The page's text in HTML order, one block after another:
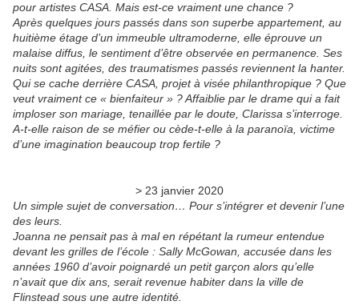
pour artistes CASA. Mais est-ce vraiment une chance ?
Après quelques jours passés dans son superbe appartement, au
huitième étage d’un immeuble ultramoderne, elle éprouve un
malaise diffus, le sentiment d’être observée en permanence. Ses
nuits sont agitées, des traumatismes passés reviennent la hanter.
Qui se cache derrière CASA, projet à visée philanthropique ? Que
veut vraiment ce « bienfaiteur » ? Affaiblie par le drame qui a fait
imploser son mariage, tenaillée par le doute, Clarissa s’interroge.
A-t-elle raison de se méfier ou cède-t-elle à la paranoïa, victime
d’une imagination beaucoup trop fertile ?
> 23 janvier 2020
Un simple sujet de conversation… Pour s’intégrer et devenir l’une
des leurs.
Joanna ne pensait pas à mal en répétant la rumeur entendue
devant les grilles de l’école : Sally McGowan, accusée dans les
années 1960 d’avoir poignardé un petit garçon alors qu’elle
n’avait que dix ans, serait revenue habiter dans la ville de
Flinstead sous une autre identité.